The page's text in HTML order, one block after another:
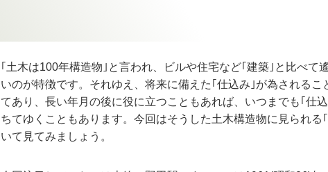
｢土木は100年構造物｣と言われ、ビルや住宅など｢建築｣と比べて
いのが特徴です。それゆえ、将来に備えた｢仕込み｣が為されるこ
てあり、長い年月の後に役に立つこともあれば、いつまでも｢仕
ちてゆくこともあります。今回はそうした土木構造物に見られる
いて見てみましょう。